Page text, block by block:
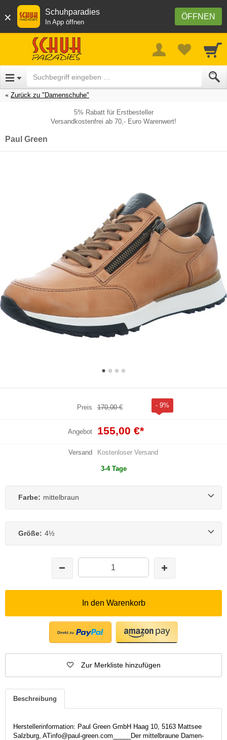
× ÖFFNEN
Schuhparadies
In App öffnen
Zurück zu "Damenschuhe"
5% Rabatt für Erstbesteller
Versandkostenfrei ab 70,- Euro Warenwert!
Paul Green
Preis 170,00 € - 9%
Angebot 155,00 €*
Versand Kostenloser Versand
3-4 Tage
Farbe: mittelbraun
Größe: 4½
In den Warenkorb
Zur Merkliste hinzufügen
Beschreibung
Herstellerinformation: Paul Green GmbH Haag 10, 5163 Mattsee
Salzburg, ATinfo@paul-green.com_____Der mittelbraune Damen-